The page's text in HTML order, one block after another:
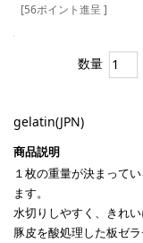
[56ポイント進呈 ]
数量
gelatin(JPN)
１枚の重量が決まって
ます。
水切りしやすく、きれ
豚皮を酸処理した板ゼラ